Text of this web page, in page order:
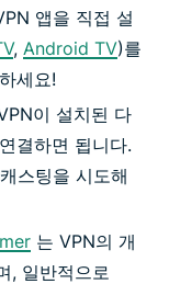
앱을 직접 설
, Android TV)를
세요!
이 설치된 다
결하면 됩니다.
스팅을 시도해
는 VPN의 개
, 일반적으로